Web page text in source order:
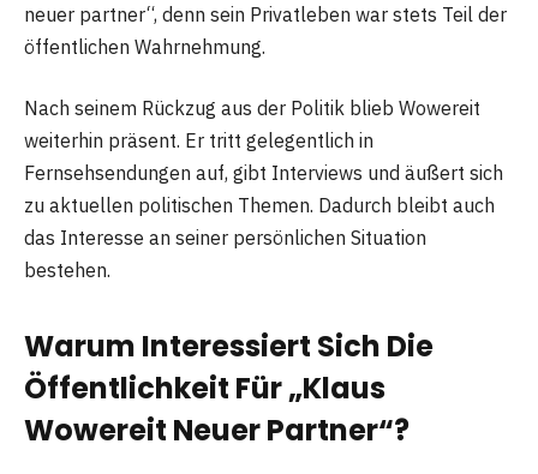
neuer partner“, denn sein Privatleben war stets Teil der
öffentlichen Wahrnehmung.
Nach seinem Rückzug aus der Politik blieb Wowereit
weiterhin präsent. Er tritt gelegentlich in
Fernsehsendungen auf, gibt Interviews und äußert sich
zu aktuellen politischen Themen. Dadurch bleibt auch
das Interesse an seiner persönlichen Situation
bestehen.
Warum Interessiert Sich Die
Öffentlichkeit Für „Klaus
Wowereit Neuer Partner“?